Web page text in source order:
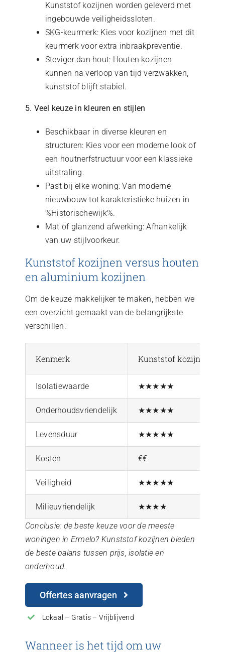
Kunststof kozijnen worden geleverd met
ingebouwde veiligheidssloten.
SKG-keurmerk: Kies voor kozijnen met dit
keurmerk voor extra inbraakpreventie.
Steviger dan hout: Houten kozijnen
kunnen na verloop van tijd verzwakken,
kunststof blijft stabiel.
5. Veel keuze in kleuren en stijlen
Beschikbaar in diverse kleuren en
structuren: Kies voor een moderne look of
een houtnerfstructuur voor een klassieke
uitstraling.
Past bij elke woning: Van moderne
nieuwbouw tot karakteristieke huizen in
%Historischewijk%.
Mat of glanzend afwerking: Afhankelijk
van uw stijlvoorkeur.
Kunststof kozijnen versus houten
en aluminium kozijnen
Om de keuze makkelijker te maken, hebben we
een overzicht gemaakt van de belangrijkste
verschillen:
Kenmerk Kunststof kozijnen
Isolatiewaarde ★★★★★
Onderhoudsvriendelijk ★★★★★
Levensduur ★★★★★
Kosten €€
Veiligheid ★★★★★
Milieuvriendelijk
★★★★
Conclusie: de beste keuze voor de meeste
woningen in Ermelo? Kunststof kozijnen bieden
de beste balans tussen prijs, isolatie en
onderhoud.
Offertes aanvragen
Lokaal – Gratis – Vrijblijvend
Wanneer is het tijd om uw